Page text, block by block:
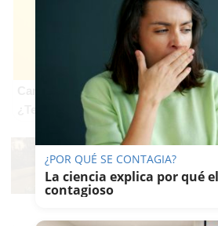
Canciones que no olvidas
¿Te pasa que olvidas las nuevas
¿POR QUÉ SE CONTAGIA?
La ciencia explica por qué
contagioso